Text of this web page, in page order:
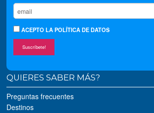
ACEPTOLA POLÍTICA DE DATOS
Suscríbete!
QUIERES SABER MÁS?
Preguntas frecuentes
Destinos